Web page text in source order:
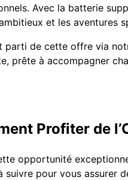
Avec la batterie
et les aventures
parti de cette offre via
prête à accompagner
Profiter de
opportunité
suivre pour vous assurer